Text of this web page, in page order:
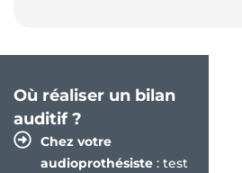
Où réaliser un bilan
auditif ?
Chez votre
audioprothésiste : test